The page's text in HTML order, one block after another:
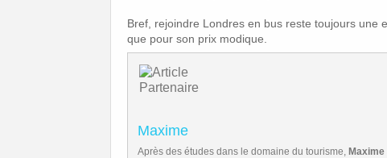
Bref, rejoindre Londres en bus reste toujours une
que pour son prix modique.
Maxime
Après des études dans le domaine du tourisme, Maxime